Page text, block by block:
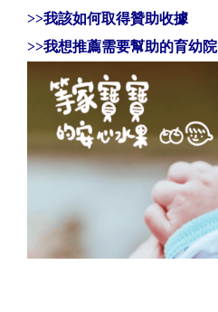
>>我該如何取得贊助收據
>>我想推薦需要幫助的育幼院